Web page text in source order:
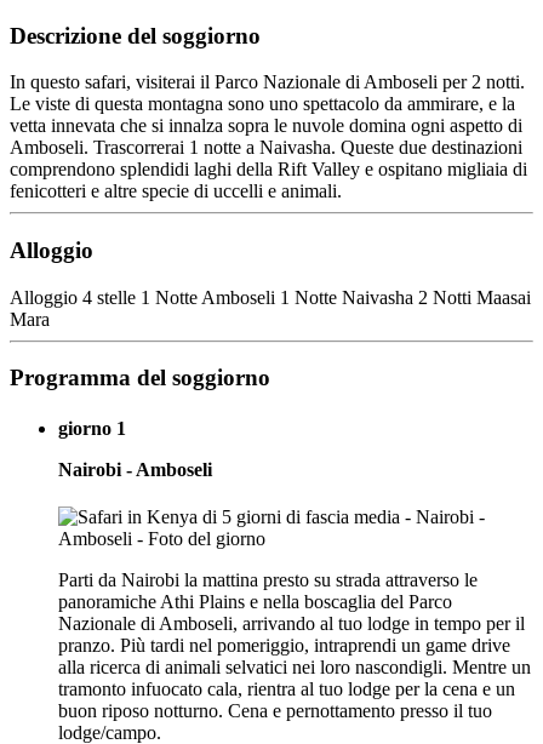
Descrizione del soggiorno
In questo safari, visiterai il Parco Nazionale di Amboseli per 2 notti.
Le viste di questa montagna sono uno spettacolo da ammirare, e la
vetta innevata che si innalza sopra le nuvole domina ogni aspetto di
Amboseli. Trascorrerai 1 notte a Naivasha. Queste due destinazioni
comprendono splendidi laghi della Rift Valley e ospitano migliaia di
fenicotteri e altre specie di uccelli e animali.
Alloggio
Alloggio 4 stelle 1 Notte Amboseli 1 Notte Naivasha 2 Notti Maasai
Mara
Programma del soggiorno
giorno 1
Nairobi - Amboseli
Parti da Nairobi la mattina presto su strada attraverso le
panoramiche Athi Plains e nella boscaglia del Parco
Nazionale di Amboseli, arrivando al tuo lodge in tempo per il
pranzo. Più tardi nel pomeriggio, intraprendi un game drive
alla ricerca di animali selvatici nei loro nascondigli. Mentre un
tramonto infuocato cala, rientra al tuo lodge per la cena e un
buon riposo notturno. Cena e pernottamento presso il tuo
lodge/campo.